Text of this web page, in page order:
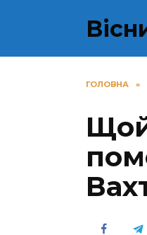
ГОЛОВНА »